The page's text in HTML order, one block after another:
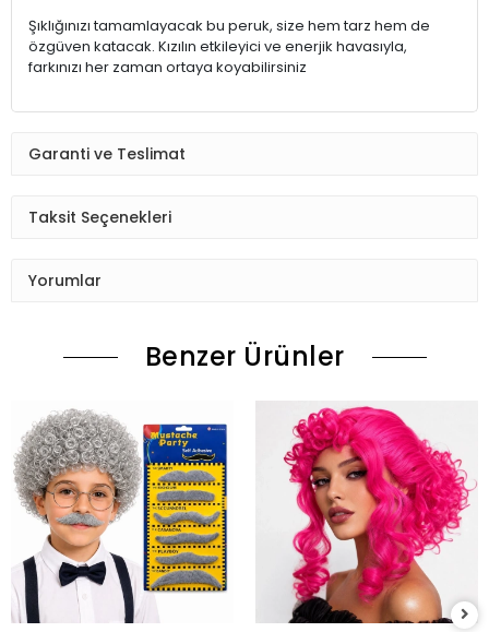
Şıklığınızı tamamlayacak bu peruk, size hem tarz hem de
özgüven katacak. Kızılın etkileyici ve enerjik havasıyla,
farkınızı her zaman ortaya koyabilirsiniz
Garanti ve Teslimat
Taksit Seçenekleri
Yorumlar
Benzer Ürünler